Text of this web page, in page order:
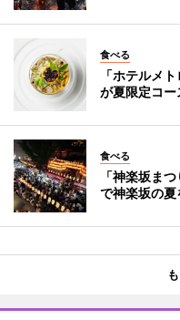
食べる
「ホテルメ
が夏限定コ
食べる
「神楽坂ま
で神楽坂の夏